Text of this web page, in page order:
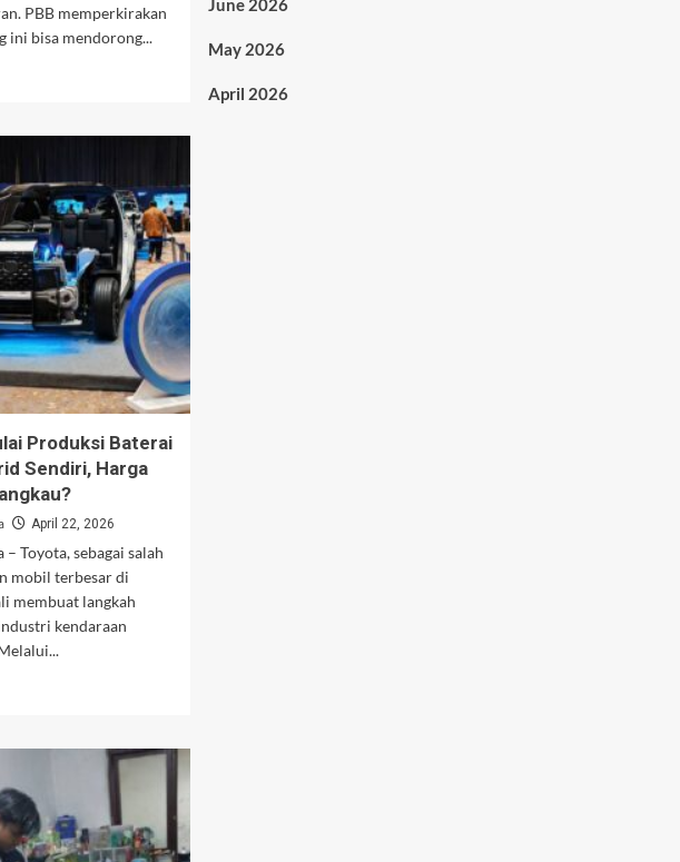
PBB memperkirakan
ini bisa mendorong...
Produksi Baterai
Sendiri, Harga
April 22, 2026
– Toyota, sebagai salah
mobil terbesar di
membuat langkah
kendaraan
June 2026
May 2026
April 2026